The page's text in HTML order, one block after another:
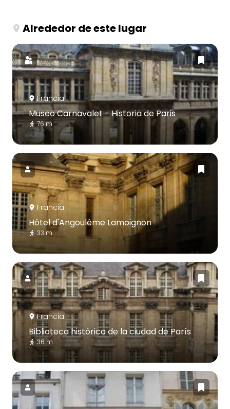
Alrededor de este lugar
Francia
Museo Carnavalet - Historia de Paris
76 m
Francia
Hôtel d'Angoulême Lamoignon
33 m
Francia
Biblioteca histórica de la ciudad de París
36 m